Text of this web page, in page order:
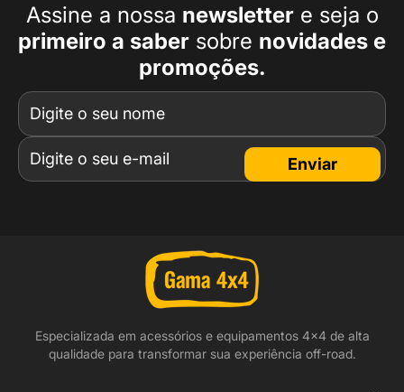
Assine a nossa newslettere seja o
primeiro a saber sobre novidades e
promoções.
Enviar
Especializada em acessórios e equipamentos 4x4 de alta
qualidade para transformar sua experiência off-road.